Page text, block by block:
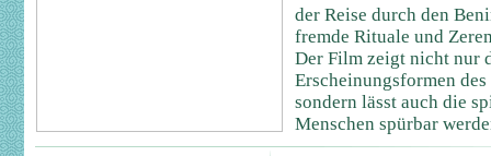
der Reise durch den
fremde Rituale und
Der Film zeigt nicht nur
Erscheinungsformen
sondern lässt auch die
Menschen spürbar